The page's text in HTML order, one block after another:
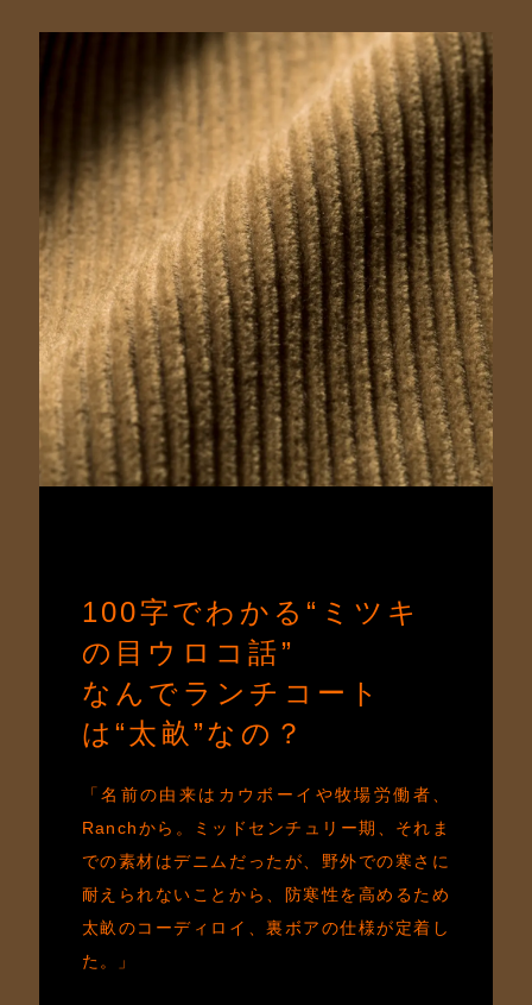
100字でわかる“ミツキ
の目ウロコ話”
なんでランチコート
は“太畝”なの？
「名前の由来はカウボーイや牧場労働者、
Ranchから。ミッドセンチュリー期、それま
での素材はデニムだったが、野外での寒さに
耐えられないことから、防寒性を高めるため
太畝のコーディロイ、裏ボアの仕様が定着し
た。」